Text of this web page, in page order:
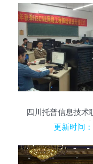
四川托普信息技术
信息技
更新时间